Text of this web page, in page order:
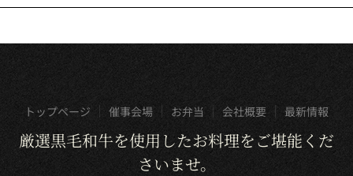
トップページ 催事会場 お弁当 会社概要 最新情報
厳選黒毛和牛を使用したお料理をご堪能くだ
さいませ。